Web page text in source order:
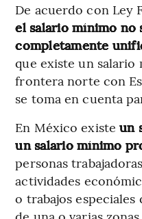
De acuerdo con Ley
el salario mínimo no
completamente
que existe un salario
frontera norte con
se toma en cuenta
En México existe un
un salario mínimo
personas
actividades
o trabajos